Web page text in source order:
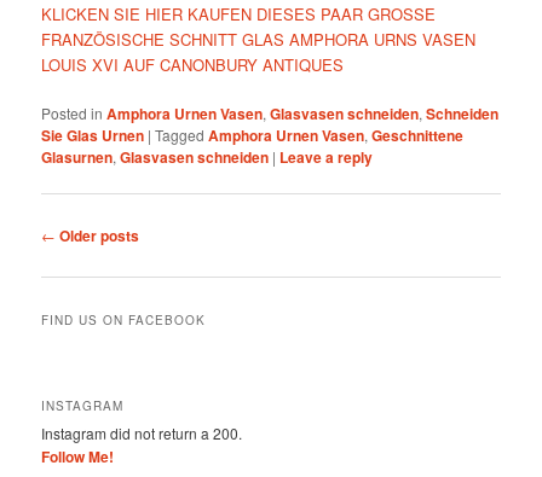
KLICKEN SIE HIER KAUFEN DIESES PAAR GROSSE
FRANZÖSISCHE SCHNITT GLAS AMPHORA URNS VASEN
LOUIS XVI AUF CANONBURY ANTIQUES
Posted in Amphora Urnen Vasen,Glasvasen schneiden,Schneiden
Sie Glas Urnen |Tagged Amphora Urnen Vasen,Geschnittene
Glasurnen,Glasvasen schneiden | Leave a reply
Post
← Older posts
FIND US ON FACEBOOK
INSTAGRAM
Instagram did not return a 200.
Follow Me!